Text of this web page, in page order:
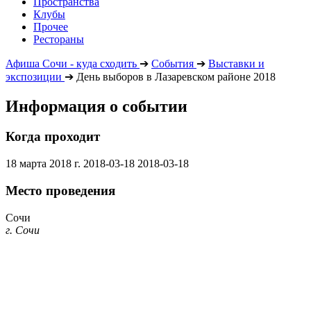
Клубы
Прочее
Рестораны
Афиша Сочи - куда сходить ➔ События ➔ Выставки и
экспозиции ➔ День выборов в Лазаревском районе 2018
Информация о событии
Когда проходит
18 марта 2018 г. 2018-03-18 2018-03-18
Место проведения
Сочи
г. Сочи